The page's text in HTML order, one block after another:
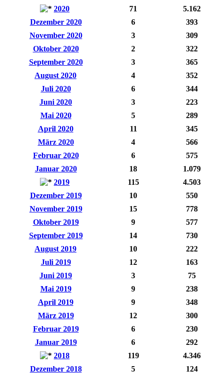
2020
71
5.162
Dezember 2020
6
393
November 2020
3
309
Oktober 2020
2
322
September 2020
3
365
August 2020
4
352
Juli 2020
6
344
Juni 2020
3
223
Mai 2020
5
289
April 2020
11
345
März 2020
4
566
Februar 2020
6
575
Januar 2020
18
1.079
2019
115
4.503
Dezember 2019
10
550
November 2019
15
778
Oktober 2019
9
577
September 2019
14
730
August 2019
10
222
Juli 2019
12
163
Juni 2019
3
75
Mai 2019
9
238
April 2019
9
348
März 2019
12
300
Februar 2019
6
230
Januar 2019
6
292
2018
119
4.346
Dezember 2018
5
124